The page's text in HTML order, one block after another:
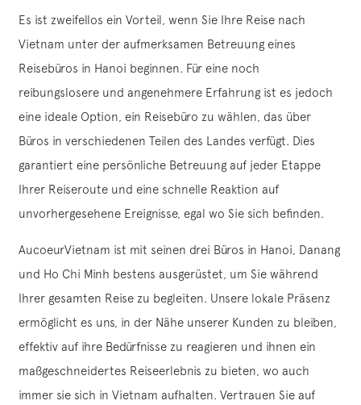
Es ist zweifellos ein Vorteil, wenn Sie Ihre Reise nach
Vietnam unter der aufmerksamen Betreuung eines
Reisebüros in Hanoi beginnen. Für eine noch
reibungslosere und angenehmere Erfahrung ist es jedoch
eine ideale Option, ein Reisebüro zu wählen, das über
Büros in verschiedenen Teilen des Landes verfügt. Dies
garantiert eine persönliche Betreuung auf jeder Etappe
Ihrer Reiseroute und eine schnelle Reaktion auf
unvorhergesehene Ereignisse, egal wo Sie sich befinden.
AucoeurVietnam ist mit seinen drei Büros in Hanoi, Danang
und Ho Chi Minh bestens ausgerüstet, um Sie während
Ihrer gesamten Reise zu begleiten. Unsere lokale Präsenz
ermöglicht es uns, in der Nähe unserer Kunden zu bleiben,
effektiv auf ihre Bedürfnisse zu reagieren und ihnen ein
maßgeschneidertes Reiseerlebnis zu bieten, wo auch
immer sie sich in Vietnam aufhalten. Vertrauen Sie auf